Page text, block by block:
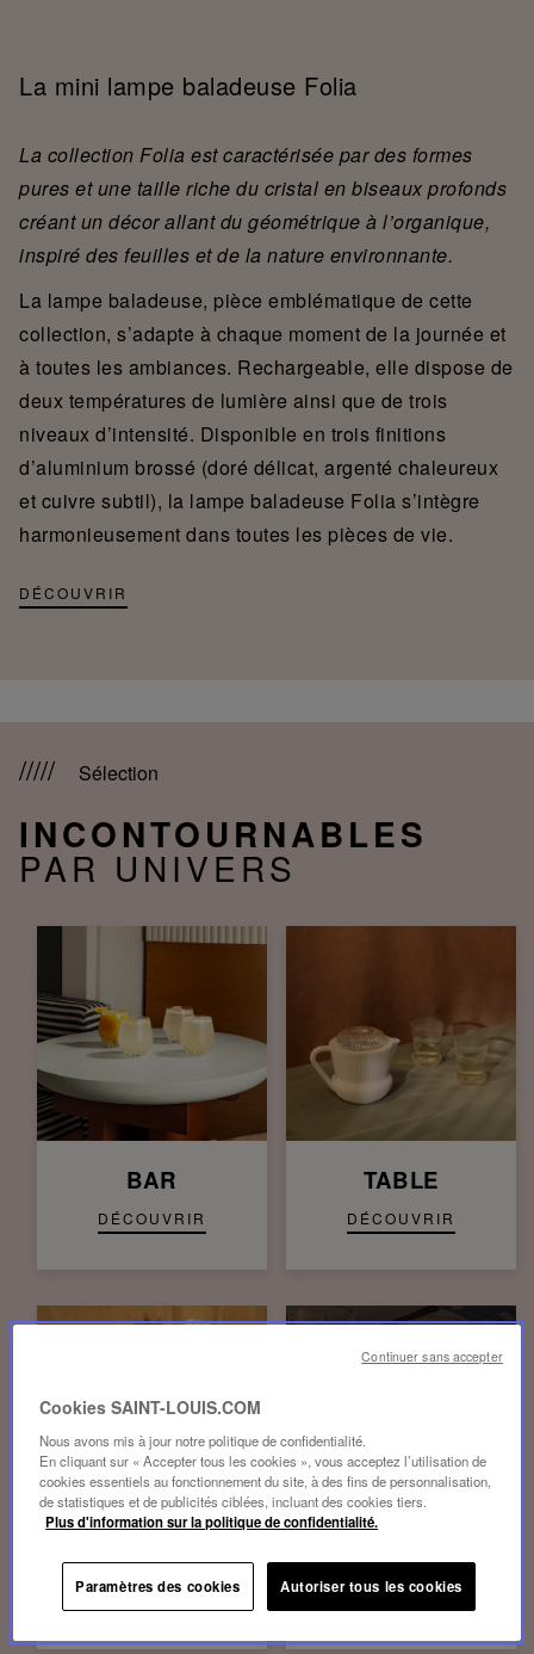
La mini lampe baladeuse Folia
La collection Folia est caractérisée par des formes
pures et une taille riche du cristal en biseaux profonds
créant un décor allant du géométrique à l’organique,
inspiré des feuilles et de la nature environnante.
La lampe baladeuse, pièce emblématique de cette
collection, s’adapte à chaque moment de la journée et
à toutes les ambiances. Rechargeable, elle dispose de
deux températures de lumière ainsi que de trois
niveaux d’intensité. Disponible en trois finitions
d’aluminium brossé (doré délicat, argenté chaleureux
et cuivre subtil), la lampe baladeuse Folia s’intègre
harmonieusement dans toutes les pièces de vie.
DÉCOUVRIR
Sélection
INCONTOURNABLES
PAR UNIVERS
BAR
DÉCOUVRIR
TABLE
DÉCOUVRIR
DÉCORATION
DÉCOUVRIR
LUMINAIRES
DÉCOUVRIR
Cookies SAINT-LOUIS.COM
Nous avons mis à jour notre politique de confidentialité.
En cliquant sur « Accepter tous les cookies », vous acceptez l’utilisation de
cookies essentiels au fonctionnement du site, à des fins de personnalisation,
de statistiques et de publicités ciblées, incluant des cookies tiers.
Plus d'information sur la politique de confidentialité.
Paramètres des cookies Autoriser tous les cookies
Continuer sans accepter